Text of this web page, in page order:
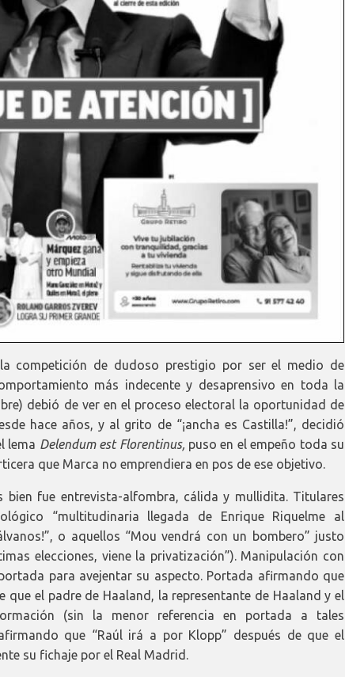
competición de dudoso prestigio por ser el medio de
más indecente y desaprensivo en toda la
debió de ver en el proceso electoral la oportunidad de
hace años, y al grito de “¡ancha es Castilla!”, decidió
lema Delendum est Florentinus, puso en el empeño toda su
que Marca no emprendiera en pos de ese objetivo.
bien fue entrevista-alfombra, cálida y mullidita. Titulares
“multitudinaria llegada de Enrique Riquelme al
o aquellos “Mou vendrá con un bombero” justo
elecciones, viene la privatización”). Manipulación con
para avejentar su aspecto. Portada afirmando que
que el padre de Haaland, la representante de Haaland y el
(sin la menor referencia en portada a tales
que “Raúl irá a por Klopp” después de que el
su fichaje por el Real Madrid.